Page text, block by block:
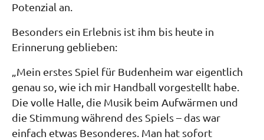
Potenzial an.
Besonders ein Erlebnis ist ihm bis heute in
Erinnerung geblieben:
„Mein erstes Spiel für Budenheim war eigentlich
genau so, wie ich mir Handball vorgestellt habe.
Die volle Halle, die Musik beim Aufwärmen und
die Stimmung während des Spiels – das war
einfach etwas Besonderes. Man hat sofort